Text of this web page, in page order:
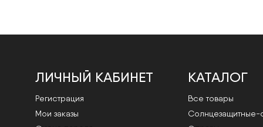
ЛИЧНЫЙ КАБИНЕТ
Регистрация
Мои заказы
КАТАЛОГ
Все товары
Cолнцезащитные-